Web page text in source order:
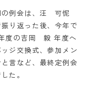
の例会は、汪 可怩
り返った後、今年で
度の吉岡 毅 年度へ
ジ交換式、参加メン
言など、最終定例会
た。